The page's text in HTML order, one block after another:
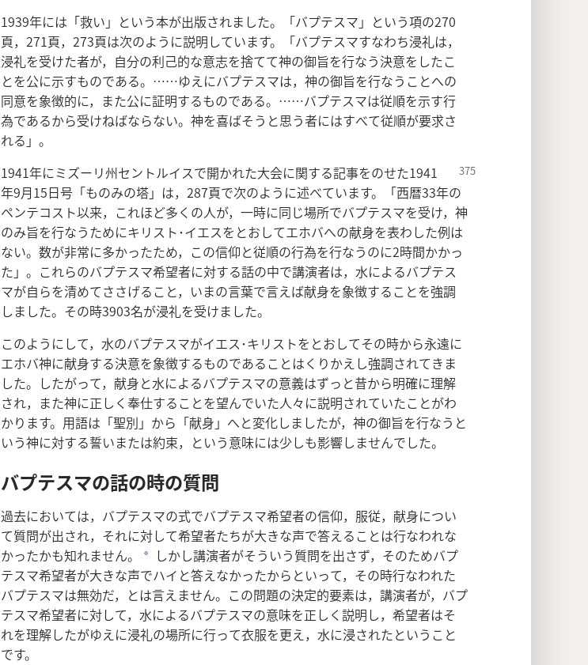
1939年には「救い」という本が出版されました。「バプテスマ」という項の270
頁，271頁，273頁は次のように説明しています。「バプテスマすなわち浸礼は，
浸礼を受けた者が，自分の利己的な意志を捨てて神の御旨を行なう決意をしたこ
とを公に示すものである。……ゆえにバプテスマは，神の御旨を行なうことへの
同意を象徴的に，また公に証明するものである。……バプテスマは従順を示す行
為であるから受けねばならない。神を喜ばそうと思う者にはすべて従順が要求さ
れる」。
1941年にミズーリ州セントルイスで開かれた大会に関する記事をのせた1941
年9月15日号「ものみの塔」は，287頁で次のように述べています。「西暦33年の
ペンテコスト以来，これほど多くの人が，一時に同じ場所でバプテスマを受け，神
のみ旨を行なうためにキリスト･イエスをとおしてエホバへの献身を表わした例は
ない。数が非常に多かったため，この信仰と従順の行為を行なうのに2時間かかっ
た」。これらのバプテスマ希望者に対する話の中で講演者は，水によるバプテス
マが自らを清めてささげること，いまの言葉で言えば献身を象徴することを強調
しました。その時3903名が浸礼を受けました。
このようにして，水のバプテスマがイエス･キリストをとおしてその時から永遠に
エホバ神に献身する決意を象徴するものであることはくりかえし強調されてきま
した。したがって，献身と水によるバプテスマの意義はずっと昔から明確に理解
され，また神に正しく奉仕することを望んでいた人々に説明されていたことがわ
かります。用語は「聖別」から「献身」へと変化しましたが，神の御旨を行なうと
いう神に対する誓いまたは約束，という意味には少しも影響しませんでした。
バプテスマの話の時の質問
過去においては，バプテスマの式でバプテスマ希望者の信仰，服従，献身につい
て質問が出され，それに対して希望者たちが大きな声で答えることは行なわれな
かったかも知れません。
a しかし講演者がそういう質問を出さず，そのためバプ
テスマ希望者が大きな声でハイと答えなかったからといって，その時行なわれた
バプテスマは無効だ，とは言えません。この問題の決定的要素は，講演者が，バプ
テスマ希望者に対して，水によるバプテスマの意味を正しく説明し，希望者はそ
れを理解したがゆえに浸礼の場所に行って衣服を更え，水に浸されたということ
です。